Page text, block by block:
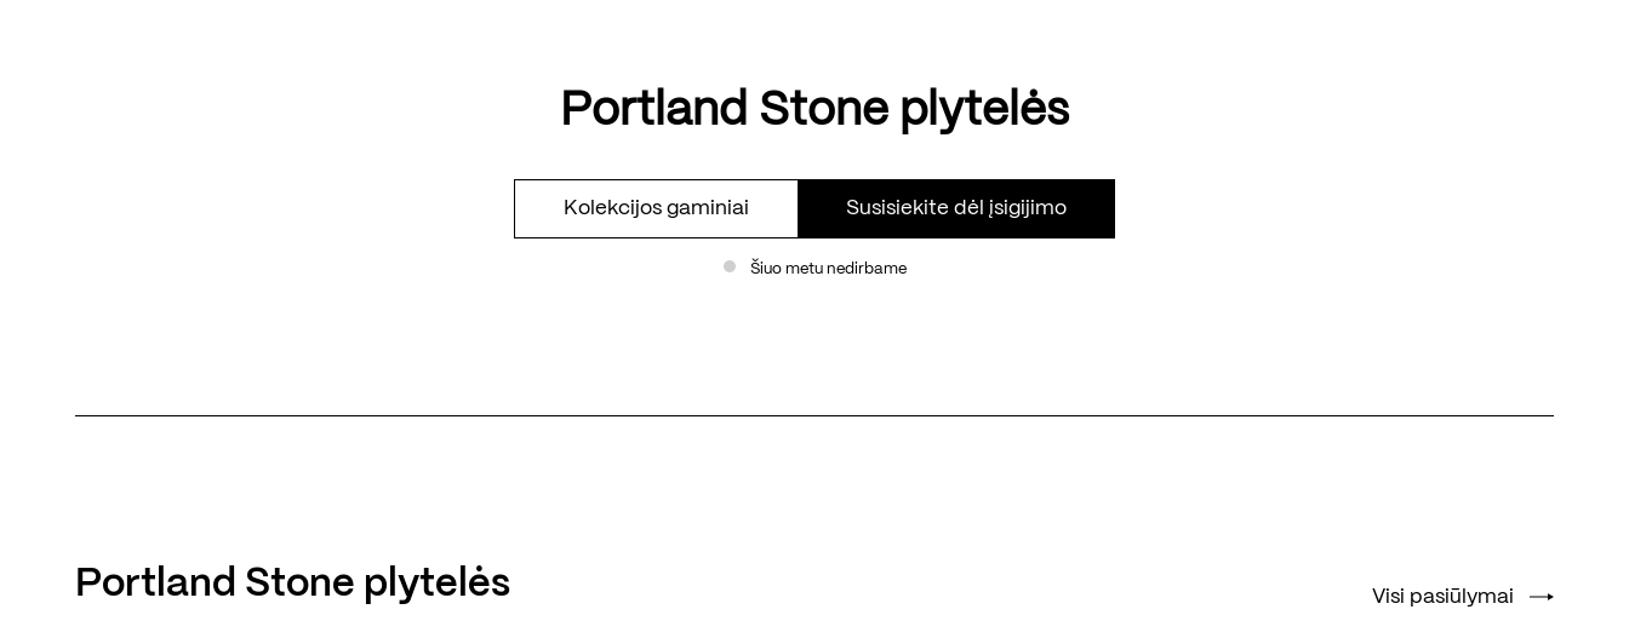
Portland Stone plytelės
Kolekcijos gaminiai Susisiekite dėl įsigijimo
Šiuo metu nedirbame
Portland Stone plytelės Visi pasiūlymai